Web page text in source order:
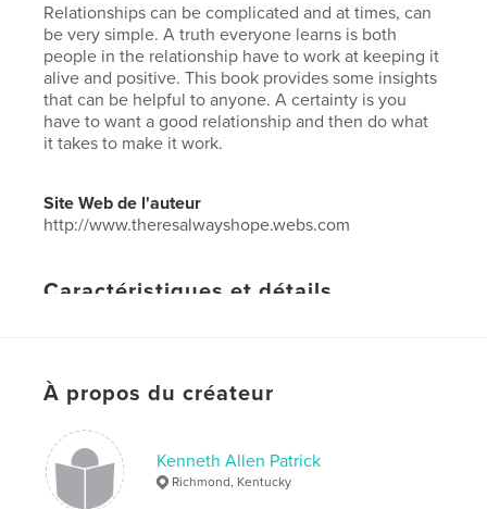
Relationships can be complicated and at times, can
be very simple. A truth everyone learns is both
people in the relationship have to work at keeping it
alive and positive. This book provides some insights
that can be helpful to anyone. A certainty is you
have to want a good relationship and then do what
it takes to make it work.
Site Web de l'auteur
http://www.theresalwayshope.webs.com
Caractéristiques et détails
# de pages:
Date de publication:
Langue
English
Mots-clés
À propos du créateur
Kenneth Allen Patrick
Richmond, Kentucky